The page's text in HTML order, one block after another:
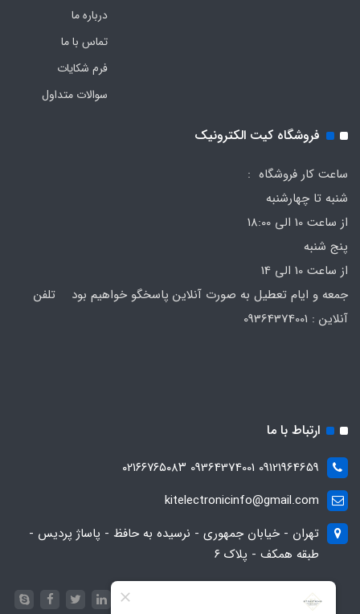
درباره ما
تماس با ما
فرم‌ شکایات
سوالات متداول
فروشگاه کیت الکترونیک
ساعت کار فروشگاه :
شنبه تا چهارشنبه
از ساعت 10 الی 18:00
پنج شنبه
از ساعت 10 الی 14
جمعه و ایام تعطیل به صورت آنلاین پاسخگو خواهیم بود تلفن
ارتباط با ما
09121964659 09364374001 ۰۲۱۶۶۷۶۵۰۸۳
kitelectronicinfo@gmail.com
تهران - خیابان جمهوری - نرسیده به حافظ - پاساژ پردیس -
طبقه همکف - پلاک ۶